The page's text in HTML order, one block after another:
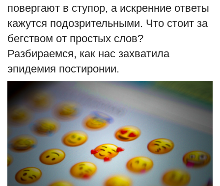
В мире
Россия
Язык
English Русский
повергают в ступор, а искренние ответы
кажутся подозрительными. Что стоит за
бегством от простых слов?
Разбираемся, как нас захватила
эпидемия постиронии.